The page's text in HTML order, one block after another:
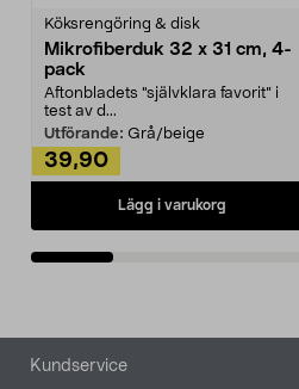
Köksrengöring & disk
Mikrofiberduk 32 x 31 cm, 4-
pack
Aftonbladets "självklara favorit” i
test av d...
Utförande: Grå/beige
39,90
Lägg i varukorg
Sidfot
Kundservice